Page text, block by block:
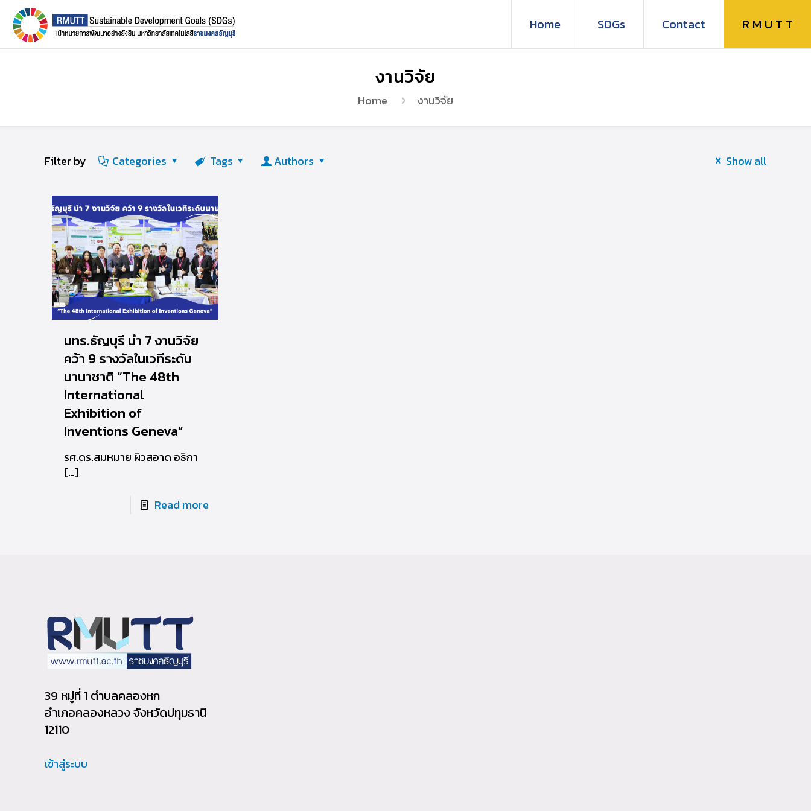
Home SDGs Contact R M U T T
งานวิจัย
Home งานวิจัย
Filter by Categories Tags Authors Show all
มทร.ธัญบุรี นำ 7 งานวิจัย
คว้า 9 รางวัลในเวทีระดับ
นานาชาติ “The 48th
International
Exhibition of
Inventions Geneva”
รศ.ดร.สมหมาย ผิวสอาด อธิกา
[…]
Read more
39 หมู่ที่ 1 ตำบลคลองหก
อำเภอคลองหลวง จังหวัดปทุมธานี
12110
เข้าสู่ระบบ